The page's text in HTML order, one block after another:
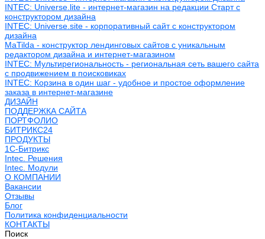
INTEC: Universe.lite - интернет-магазин на редакции Старт с
конструктором дизайна
INTEC: Universe.site - корпоративный сайт с конструктором
дизайна
MaTilda - конструктор лендинговых сайтов с уникальным
редактором дизайна и интернет-магазином
INTEC: Мультирегиональность - региональная сеть вашего сайта
с продвижением в поисковиках
INTEC: Корзина в один шаг - удобное и простое оформление
заказа в интернет-магазине
ДИЗАЙН
ПОДДЕРЖКА САЙТА
ПОРТФОЛИО
БИТРИКС24
ПРОДУКТЫ
1С-Битрикс
Intec. Решения
Intec. Модули
О КОМПАНИИ
Вакансии
Отзывы
Блог
Политика конфиденциальности
КОНТАКТЫ
Поиск